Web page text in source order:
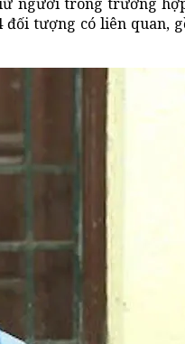
tượng có liên quan,